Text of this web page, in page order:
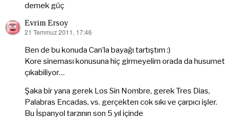
demek güç
Evrim Ersoy
dedi
21 Temmuz 2011, 17:46
Ben de bu konuda Can’la bayağı tartıştım :)
Kore sineması konusuna hiç girmeyelim orada da husumet
çıkabiliyor…
Şaka bir yana gerek Los Sin Nombre, gerek Tres Dias,
Palabras Encadas, vs. gerçekten cok sıkı ve çarpıcı işler.
Bu İspanyol tarzının son 5 yıl içinde